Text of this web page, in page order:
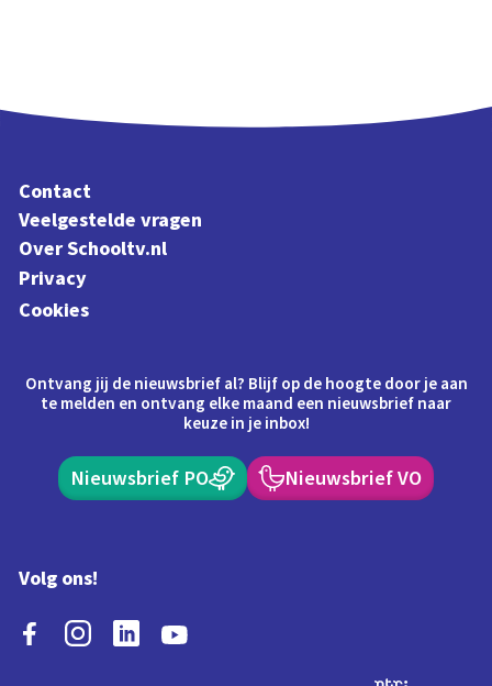
Contact
Veelgestelde vragen
Over Schooltv.nl
Privacy
Cookies
Ontvang jij de nieuwsbrief al? Blijf op de hoogte door je aan
te melden en ontvang elke maand een nieuwsbrief naar
keuze in je inbox!
Nieuwsbrief PO Nieuwsbrief VO
Volg ons!